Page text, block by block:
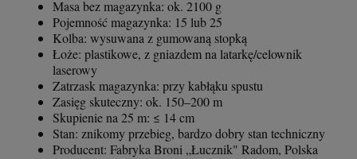
Masa bez magazynka: ok. 2100 g
Pojemność magazynka: 15 lub 25
Kolba: wysuwana z gumowaną stopką
Łoże: plastikowe, z gniazdem na latarkę/celownik
laserowy
Zatrzask magazynka: przy kabłąku spustu
Zasięg skuteczny: ok. 150–200 m
Skupienie na 25 m: ≤ 14 cm
Stan: znikomy przebieg, bardzo dobry stan techniczny
Producent: Fabryka Broni „Łucznik" Radom, Polska